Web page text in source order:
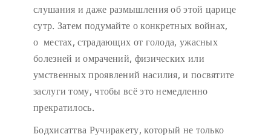
слушания и даже размышления об этой царице
сутр. Затем подумайте о конкретных войнах,
о местах, страдающих от голода, ужасных
болезней и омрачений, физических или
умственных проявлений насилия, и посвятите
заслуги тому, чтобы всё это немедленно
прекратилось.
Бодхисаттва Ручиракету, который не только